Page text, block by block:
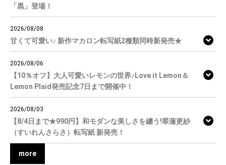
「黒」登場！
2026/08/08
甘くて可愛い♪ 新作マカロン転写紙2種類同時新発売★
2026/08/06
【10％オフ】大人可愛いレモンの世界♪Love it Lemon＆
Lemon Plaid発売記念7日まで開催中！
2026/08/03
【8/4日まで★990円】和モダンな美しさを纏う!翠蓮更紗
（すいれんさらさ）転写紙 新発売！
more